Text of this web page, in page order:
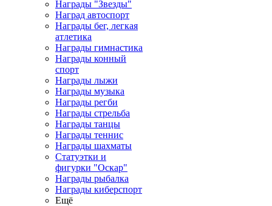
Награды "Звезды"
Наград автоспорт
Награды бег, легкая
атлетика
Награды гимнастика
Награды конный
спорт
Награды лыжи
Награды музыка
Награды регби
Награды стрельба
Награды танцы
Награды теннис
Награды шахматы
Статуэтки и
фигурки "Оскар"
Награды рыбалка
Награды киберспорт
Ещё